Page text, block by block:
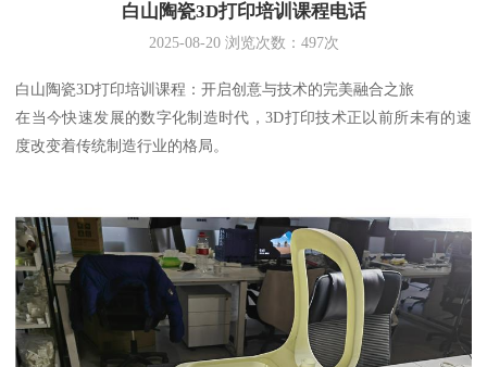
白山陶瓷3D打印培训课程电话
2025-08-20浏览次数： 497次
白山陶瓷3D打印培训课程：开启创意与技术的完美融合之旅
在当今快速发展的数字化制造时代，3D打印技术正以前所未有的速
度改变着传统制造行业的格局。